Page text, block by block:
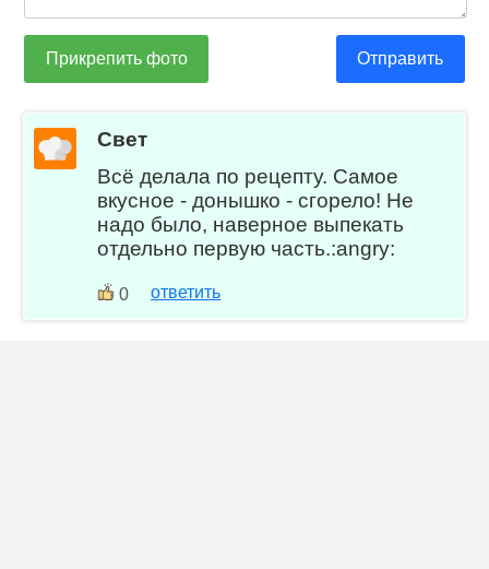
Прикрепить фото Отправить
Свет
Всё делала по рецепту. Самое
вкусное - донышко - сгорело! Не
надо было, наверное выпекать
отдельно первую часть.:angry:
0 ответить